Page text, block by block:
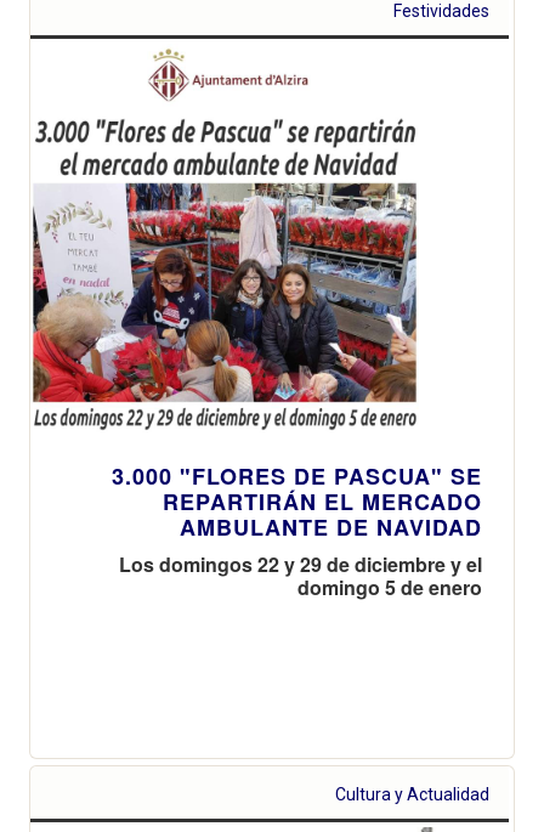
espacio
emblemático de
la ciudad de
Alzira
Festividades
3.000 "FLORES DE PASCUA" SE
REPARTIRÁN EL MERCADO
AMBULANTE DE NAVIDAD
Los domingos 22 y 29 de diciembre y el
domingo 5 de enero
Cultura y Actualidad